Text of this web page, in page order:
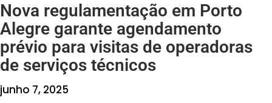
Nova regulamentação em Porto
Alegre garante agendamento
prévio para visitas de operadoras
de serviços técnicos
junho 7, 2025